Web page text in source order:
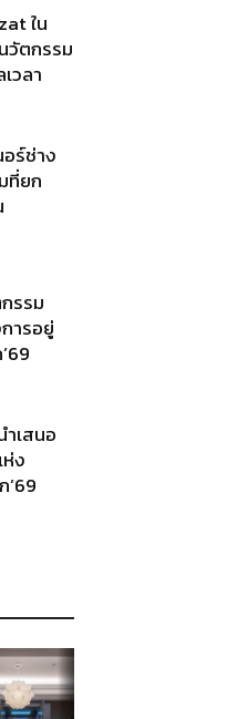
ใน
วัตกรรม
วลา
อร์ช่าง
ที่ยก
รรม
ารอยู่
ำเสนอ
ง